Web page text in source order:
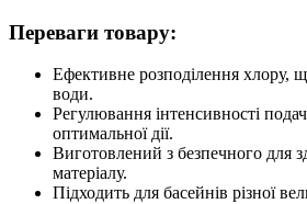
Переваги товару:
Ефективне розподілення хлору,
води.
Регулювання інтенсивності
оптимальної дії.
Виготовлений з безпечного для
матеріалу.
Підходить для басейнів різної